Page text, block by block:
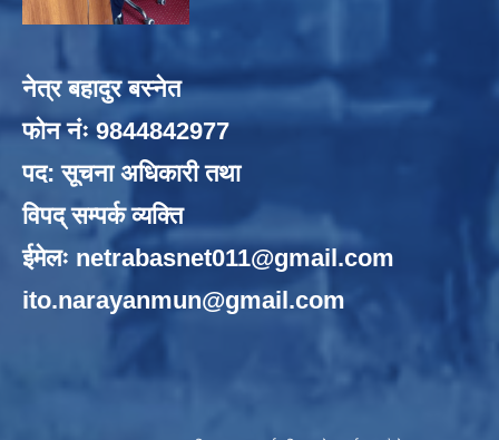
नेत्र बहादुर बस्नेत
फोन नंः 9844842977
पद: सूचना अधिकारी तथा
विपद् सम्पर्क व्यक्ति
ईमेलः netrabasnet011@gmail.com
ito.narayanmun@gmail.com